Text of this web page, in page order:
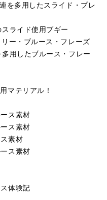
を多用したスライド・プレ
ライド使用ブギー
ー・ブルース・フレーズ
用したブルース・フレー
テリアル！
ス素材
ス素材
素材
ス素材
体験記